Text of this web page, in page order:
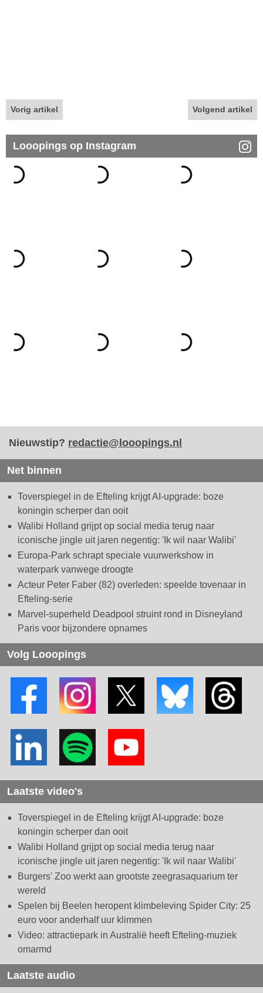
Vorig artikel Volgend artikel
Looopings op Instagram
Nieuwstip? redactie@looopings.nl
Net binnen
Toverspiegel in de Efteling krijgt AI-upgrade: boze
koningin scherper dan ooit
Walibi Holland grijpt op social media terug naar
iconische jingle uit jaren negentig: 'Ik wil naar Walibi'
Europa-Park schrapt speciale vuurwerkshow in
waterpark vanwege droogte
Acteur Peter Faber (82) overleden: speelde tovenaar in
Efteling-serie
Marvel-superheld Deadpool struint rond in Disneyland
Paris voor bijzondere opnames
Volg Looopings
Laatste video's
Toverspiegel in de Efteling krijgt AI-upgrade: boze
koningin scherper dan ooit
Walibi Holland grijpt op social media terug naar
iconische jingle uit jaren negentig: 'Ik wil naar Walibi'
Burgers' Zoo werkt aan grootste zeegrasaquarium ter
wereld
Spelen bij Beelen heropent klimbeleving Spider City: 25
euro voor anderhalf uur klimmen
Video: attractiepark in Australië heeft Efteling-muziek
omarmd
Laatste audio